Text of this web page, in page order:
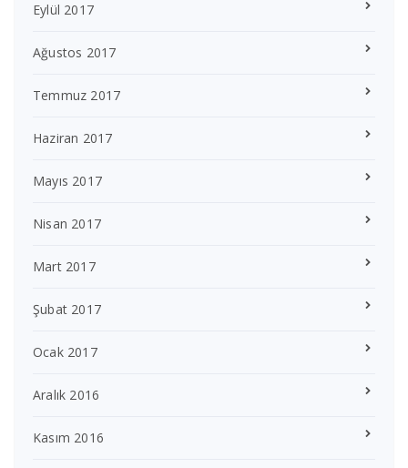
Eylül 2017
Ağustos 2017
Temmuz 2017
Haziran 2017
Mayıs 2017
Nisan 2017
Mart 2017
Şubat 2017
Ocak 2017
Aralık 2016
Kasım 2016